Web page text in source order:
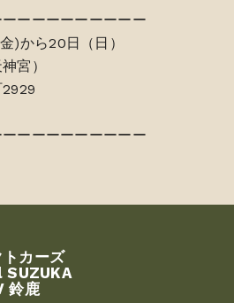
ーーーーーーーーー
)から20日（日）
宮）
ーーーーーーーーー
カーズ
SUZUKA
鈴鹿